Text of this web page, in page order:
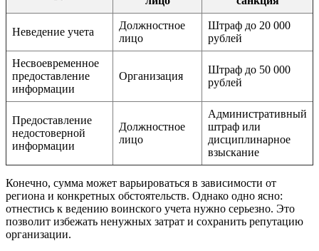
Неведение учета
Должностное
лицо
Штраф до 20 000
рублей
Несвоевременное
предоставление
информации
Организация
Штраф до 50 000
рублей
Предоставление
недостоверной
информации
Должностное
лицо
Административный
штраф или
дисциплинарное
взыскание
Конечно, сумма может варьироваться в зависимости от
региона и конкретных обстоятельств. Однако одно ясно:
отнестись к ведению воинского учета нужно серьезно. Это
позволит избежать ненужных затрат и сохранить репутацию
организации.